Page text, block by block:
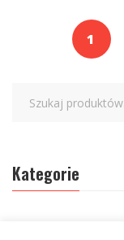
1
Kategorie